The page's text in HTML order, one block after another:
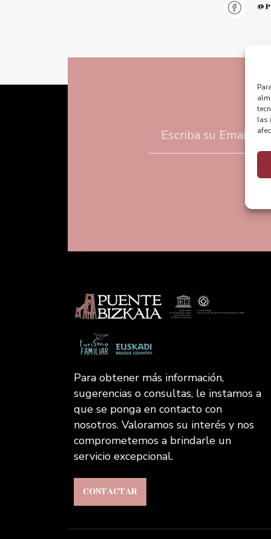
las
Para obtener más información,
sugerencias o consultas, le instamos a
que se ponga en contacto con
nosotros. Valoramos su interés y nos
comprometemos a brindarle un
servicio excepcional.
CONTACTAR